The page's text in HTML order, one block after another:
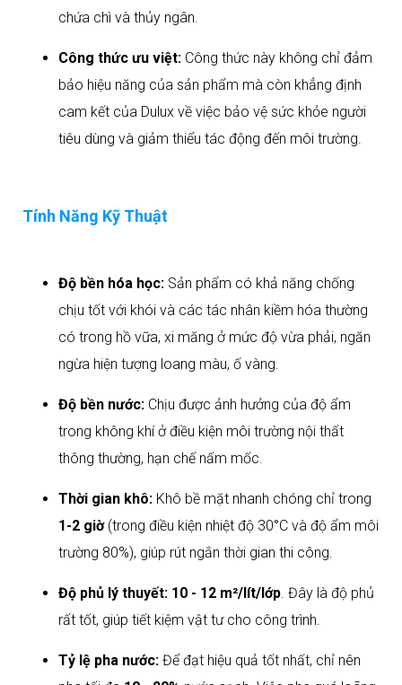
chứa chì và thủy ngân.
Công thức ưu việt: Công thức này không chỉ đảm
bảo hiệu năng của sản phẩm mà còn khẳng định
cam kết của Dulux về việc bảo vệ sức khỏe người
tiêu dùng và giảm thiểu tác động đến môi trường.
Tính Năng Kỹ Thuật
Độ bền hóa học: Sản phẩm có khả năng chống
chịu tốt với khói và các tác nhân kiềm hóa thường
có trong hồ vữa, xi măng ở mức độ vừa phải, ngăn
ngừa hiện tượng loang màu, ố vàng.
Độ bền nước: Chịu được ảnh hưởng của độ ẩm
trong không khí ở điều kiện môi trường nội thất
thông thường, hạn chế nấm mốc.
Thời gian khô: Khô bề mặt nhanh chóng chỉ trong
1-2 giờ(trong điều kiện nhiệt độ 30°C và độ ẩm môi
trường 80%), giúp rút ngắn thời gian thi công.
Độ phủ lý thuyết: 10 - 12 m²/lít/lớp. Đây là độ phủ
rất tốt, giúp tiết kiệm vật tư cho công trình.
Tỷ lệ pha nước: Để đạt hiệu quả tốt nhất, chỉ nên